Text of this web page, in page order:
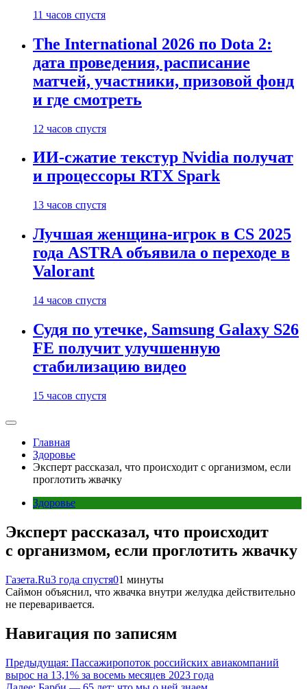
11 часов спустя
The International 2026 по Dota 2:
дата проведения, расписание
матчей, участники, призовой фонд
и где смотреть
12 часов спустя
ИИ-сжатие текстур Nvidia получат
и процессоры RTX Spark
13 часов спустя
Лучшая женщина-игрок в CS 2025
года ASTRA объявила о переходе в
Valorant
14 часов спустя
Судя по утечке, Samsung Galaxy S26
FE получит улучшенную
стабилизацию видео
15 часов спустя
Главная
Здоровье
Эксперт рассказал, что происходит с организмом, если
проглотить жвачку
Здоровье
Эксперт рассказал, что происходит
с организмом, если проглотить жвачку
Газета.Ru3 года спустя01 минуты
Саймон объяснил, что жвачка внутри желудка действительно
не переваривается.
Навигация по записям
Предыдущая: Пассажиропоток российских авиакомпаний
вырос на 13,1% за восемь месяцев 2023 года